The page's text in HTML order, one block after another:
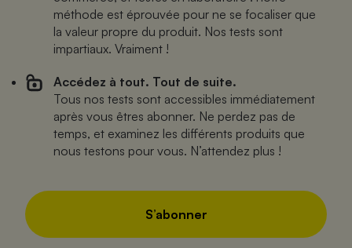
méthode est éprouvée pour ne se focaliser que
la valeur propre du produit. Nos tests sont
impartiaux. Vraiment !
Accédez à tout. Tout de suite.
Tous nos tests sont accessibles immédiatement
après vous êtres abonner. Ne perdez pas de
temps, et examinez les différents produits que
nous testons pour vous. N’attendez plus !
S’abonner